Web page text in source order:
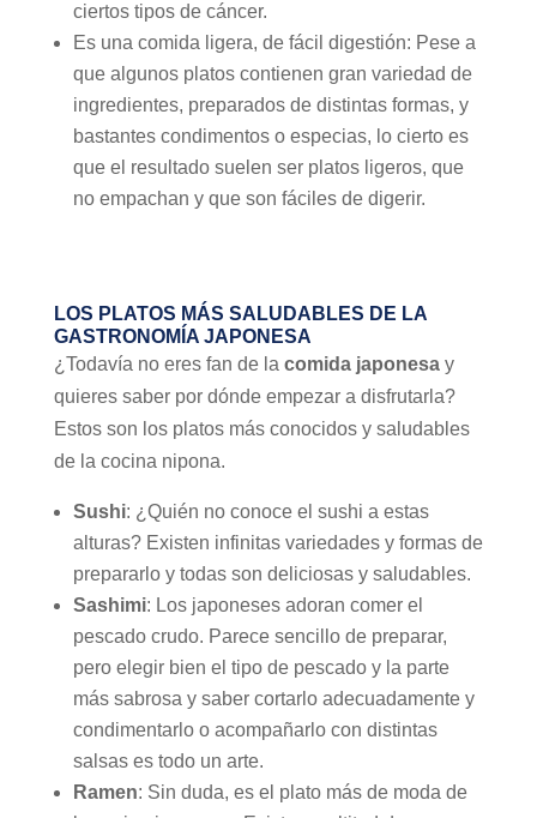
ciertos tipos de cáncer.
Es una comida ligera, de fácil digestión: Pese a
que algunos platos contienen gran variedad de
ingredientes, preparados de distintas formas, y
bastantes condimentos o especias, lo cierto es
que el resultado suelen ser platos ligeros, que
no empachan y que son fáciles de digerir.
LOS PLATOS MÁS SALUDABLES DE LA
GASTRONOMÍA JAPONESA
¿Todavía no eres fan de la comida japonesay
quieres saber por dónde empezar a disfrutarla?
Estos son los platos más conocidos y saludables
de la cocina nipona.
Sushi: ¿Quién no conoce el sushi a estas
alturas? Existen infinitas variedades y formas de
prepararlo y todas son deliciosas y saludables.
Sashimi: Los japoneses adoran comer el
pescado crudo. Parece sencillo de preparar,
pero elegir bien el tipo de pescado y la parte
más sabrosa y saber cortarlo adecuadamente y
condimentarlo o acompañarlo con distintas
salsas es todo un arte.
Ramen: Sin duda, es el plato más de moda de